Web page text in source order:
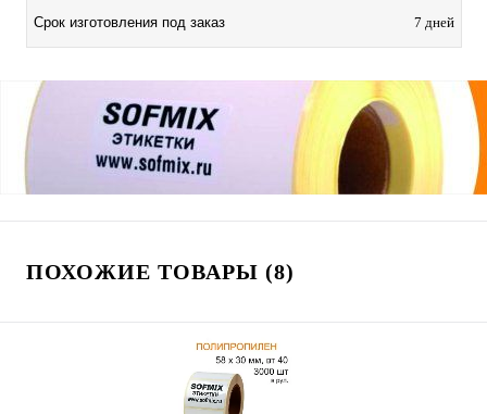
Срок изготовления под заказ 7 дней
ПОХОЖИЕ ТОВАРЫ (8)